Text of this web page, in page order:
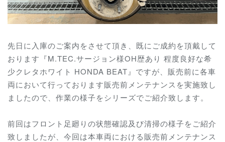
先日に入庫のご案内をさせて頂き、既にご成約を頂戴して
おります『M.TEC.サージョン様OH歴あり 程度良好な希
少クレタホワイト HONDA BEAT』ですが、販売前に各車
両において行っております販売前メンテナンスを実施致し
ましたので、作業の様子をシリーズでご紹介致します。
前回はフロント足廻りの状態確認及び清掃の様子をご紹介
致しましたが、今回は本車両における販売前メンテナンス